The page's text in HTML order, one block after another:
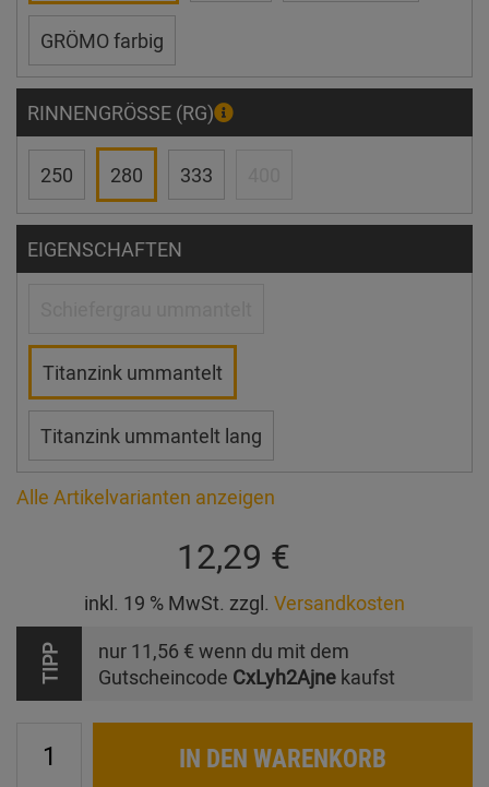
GRÖMO farbig
RINNENGRÖSSE (RG)
250 280 333
EIGENSCHAFTEN
Titanzink ummantelt
Titanzink ummantelt lang
Alle Artikelvarianten anzeigen
12,29 €
inkl. 19 % MwSt. zzgl. Versandkosten
TIPP nur 11,56 € wenn du mit dem
Gutscheincode CxLyh2Ajne kaufst
IN DEN WARENKORB